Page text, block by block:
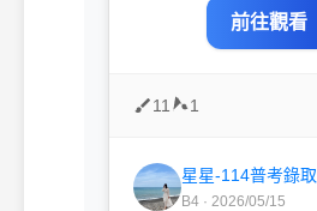
前往觀看
11 1
星星-114普考錄取
B4 · 2026/05/15